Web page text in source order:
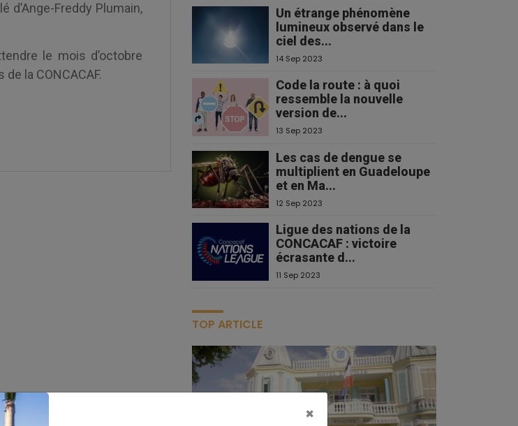
d’Ange-Freddy Plumain,
le mois d’octobre
la CONCACAF.
Un étrange phénomène
lumineux observé dans le
ciel des...
14 Sep 2023
Code la route : à quoi
ressemble la nouvelle
version de...
13 Sep 2023
Les cas de dengue se
multiplient en Guadeloupe
et en Ma...
12 Sep 2023
Ligue des nations de la
CONCACAF : victoire
écrasante d...
11 Sep 2023
TOP ARTICLE
×